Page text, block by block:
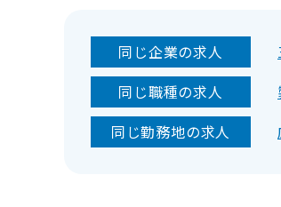
同じ企業の求人
同じ職種の求人
同じ勤務地の求人